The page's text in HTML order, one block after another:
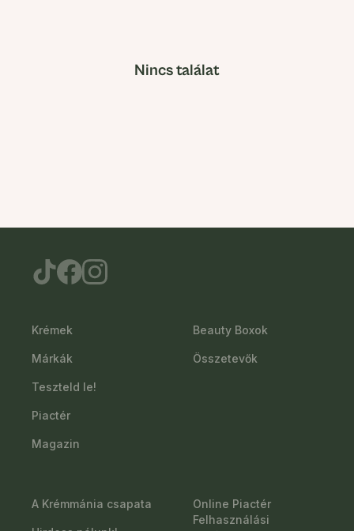
Nincs találat
Krémek
Márkák
Teszteld le!
Piactér
Magazin
Beauty Boxok
Összetevők
A Krémmánia csapata
Online Piactér
Felhasználási